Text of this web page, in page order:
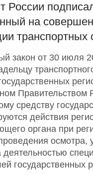
России
на
транспортных
закон от 30 июля
Правительством
средству
действия
органа при
осмотра,
деятельностью
государственных